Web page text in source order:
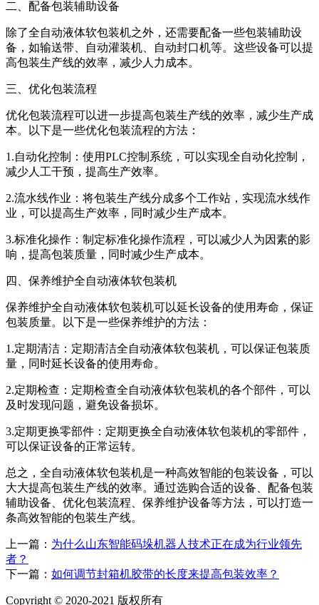
二、配备包装辅助设备
除了全自动液体软包装机之外，还需要配备一些包装辅助设
备，如输送带、自动灌装机、自动封口机等。这些设备可以提
高包装生产线的效率，减少人力成本。
三、优化包装流程
优化包装流程可以进一步提高包装生产线的效率，减少生产成
本。以下是一些优化包装流程的方法：
1.自动化控制：使用PLC控制系统，可以实现全自动化控制，
减少人工干预，提高生产效率。
2.流水线作业：将包装生产线分成多个工作站，实现流水线作
业，可以提高生产效率，同时减少生产成本。
3.标准化操作：制定标准化操作流程，可以减少人为因素的影
响，提高包装质量，同时减少生产成本。
四、保养维护全自动液体软包装机
保养维护全自动液体软包装机可以延长设备的使用寿命，保证
包装质量。以下是一些保养维护的方法：
1.定期清洁：定期清洁全自动液体软包装机，可以保证包装质
量，同时延长设备的使用寿命。
2.定期检查：定期检查全自动液体软包装机的各个部件，可以
及时发现问题，避免设备损坏。
3.定期更换零部件：定期更换全自动液体软包装机的零部件，
可以保证设备的正常运转。
总之，全自动液体软包装机是一种高效智能的包装设备，可以
大大提高包装生产线的效率。通过选购合适的设备、配备包装
辅助设备、优化包装流程、保养维护设备等方法，可以打造一
条高效智能的包装生产线。
上一篇： 为什么山东智能码垛机器人技术正在成为行业领先
者？
下一篇： 如何调节封箱机胶带的长度来提高包装效率？
Copyright © 2020-2021 版权所有